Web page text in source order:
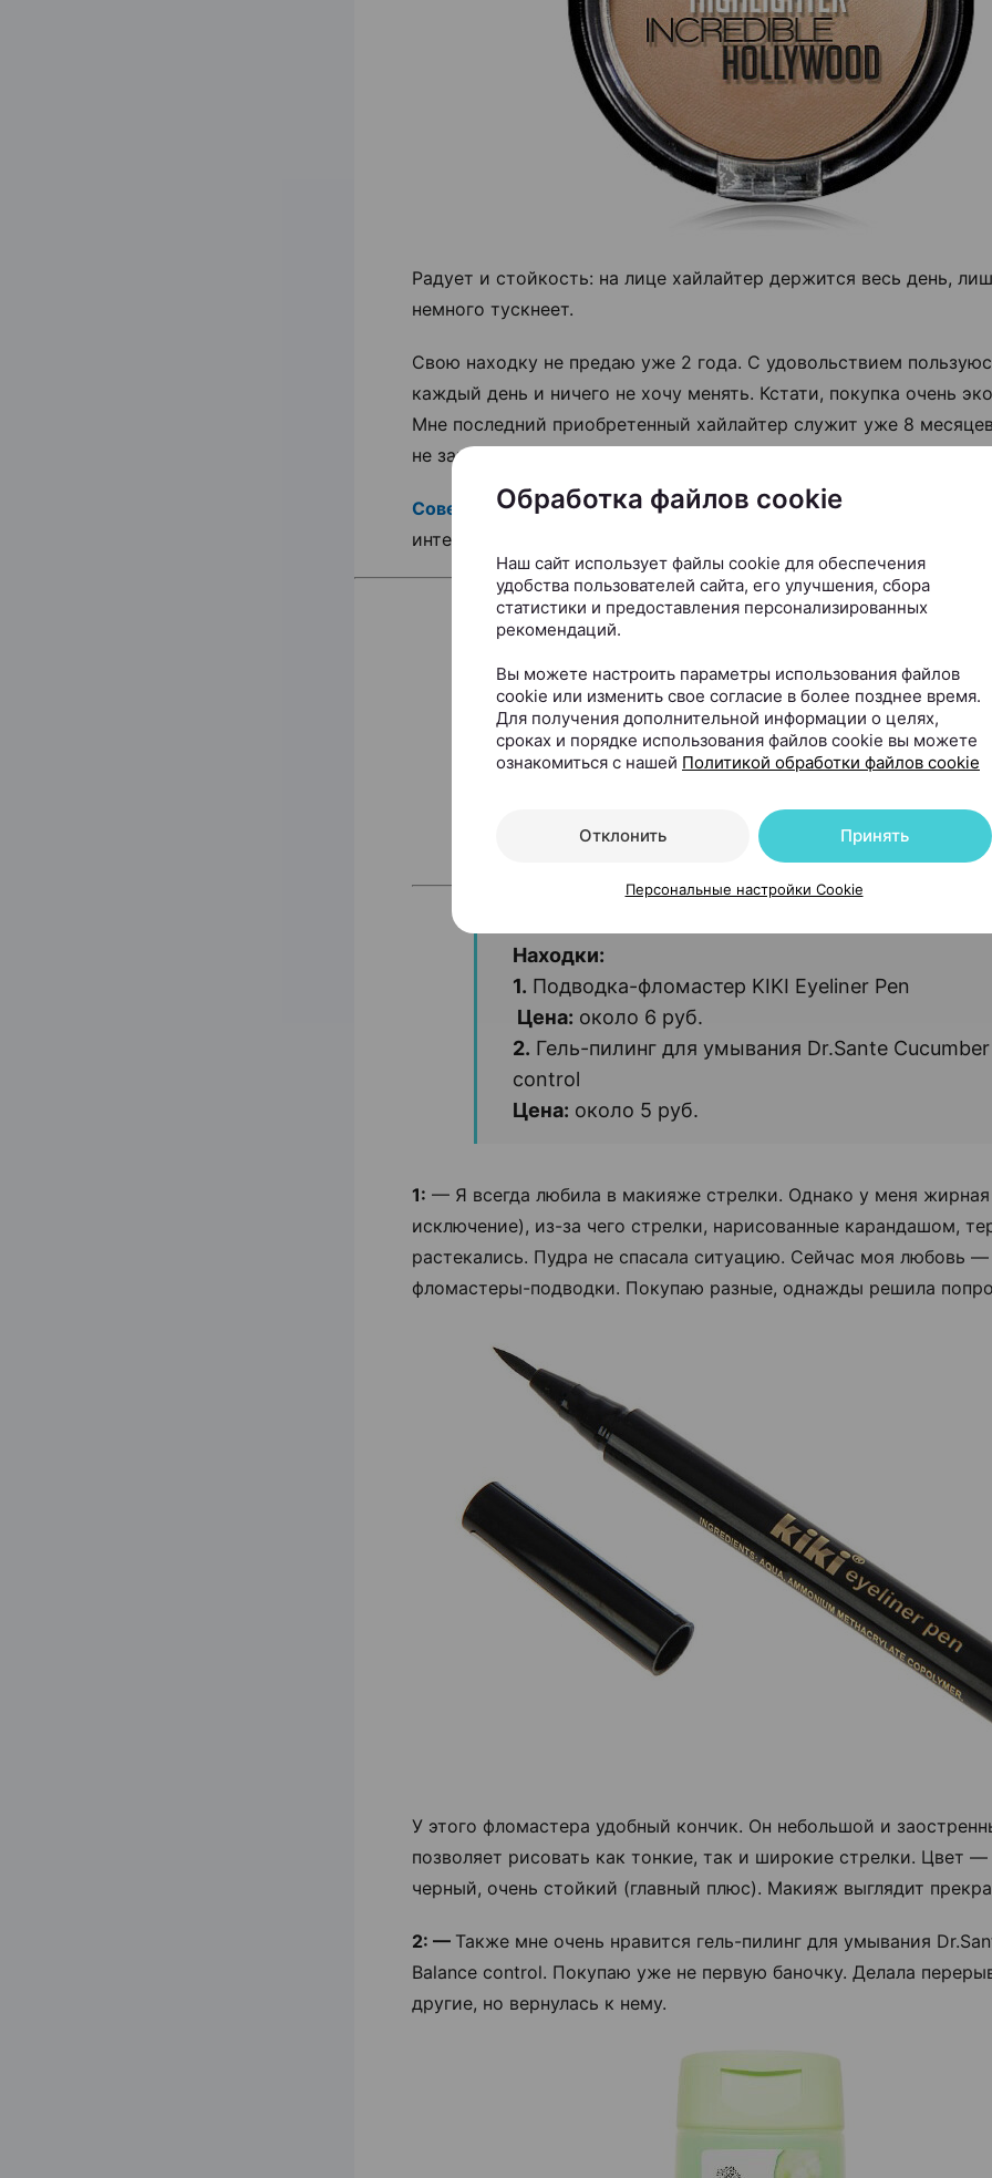
Радует и стойкость: на лице хайлайтер держится весь день,
немного тускнеет.
Свою находку не предаю уже 2 года. С удовольствием
каждый день и ничего не хочу менять. Кстати, покупка очень
Мне последний приобретенный хайлайтер служит уже 8
не закончится.
Совет:
Если делаете фотосъемку, то рекомендую наносить
интенсивнее. На каждый день хватает пары взмахов кисти.
Ирина Забирашко
Находки:
1. Подводка-фломастер KIKI Eyeliner Pen
Цена: около 6 руб.
2. Гель-пилинг для умывания Dr.Sante
control
Цена: около 5 руб.
1: — Я всегда любила в макияже стрелки. Однако у меня
исключение), из-за чего стрелки, нарисованные карандашом,
растекались. Пудра не спасала ситуацию. Сейчас моя любовь —
фломастеры-подводки. Покупаю разные, однажды решила
У этого фломастера удобный кончик. Он небольшой и
позволяет рисовать как тонкие, так и широкие стрелки. Цвет
черный, очень стойкий (главный плюс). Макияж выглядит
2: — Также мне очень нравится гель-пилинг для умывания
Balance control. Покупаю уже не первую баночку. Делала
другие, но вернулась к нему.
Обработка файлов cookie
Наш сайт использует файлы cookie для обеспечения
удобства пользователей сайта, его улучшения, сбора
статистики и предоставления персонализированных
рекомендаций.
Вы можете настроить параметры использования файлов
cookie или изменить свое согласие в более позднее время.
Для получения дополнительной информации о целях,
сроках и порядке использования файлов cookie вы можете
ознакомиться с нашей Политикой обработки файлов cookie
Отклонить Принять
Персональные настройки Cookie